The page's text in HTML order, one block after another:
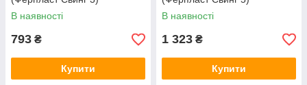
В наявності
793 ₴
Купити
В наявності
1 323 ₴
Купити